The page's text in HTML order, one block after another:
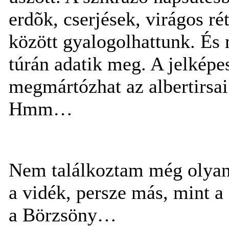
erdõk, cserjések, virágos
között gyalogolhattunk. És
túrán adatik meg. A
megmártózhat az
Hmm…
Nem találkoztam még
a vidék, persze más, mint
a Börzsöny…